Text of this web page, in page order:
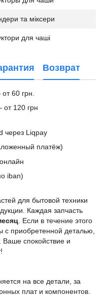
та міксери
для чаші
Возврат
60 грн.
120 грн
через Liqpay
платёж)
iban)
для бытовой техники
Каждая запчасть
. Если в течение этого
с приобретенной деталью,
спокойствие и
на все детали, за
плат и компонентов.